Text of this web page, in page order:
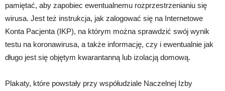
pamiętać, aby zapobiec ewentualnemu rozprzestrzenianiu się
wirusa. Jest też instrukcja, jak zalogować się na Internetowe
Konta Pacjenta (IKP), na którym można sprawdzić swój wynik
testu na koronawirusa, a także informację, czy i ewentualnie jak
długo jest się objętym kwarantanną lub izolacją domową.
Plakaty, które powstały przy współudziale Naczelnej Izby